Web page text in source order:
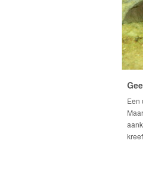
Een